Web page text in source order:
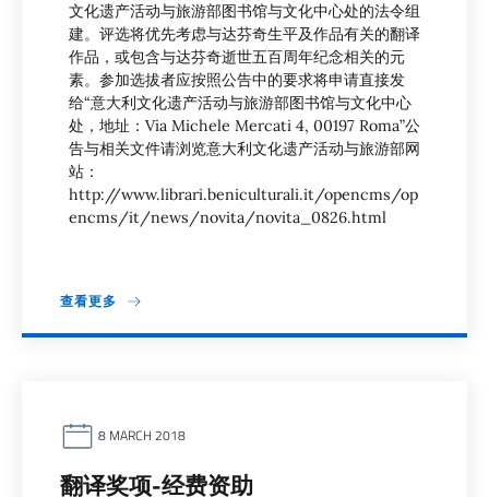
文化遗产活动与旅游部图书馆与文化中心处的法令组
建。评选将优先考虑与达芬奇生平及作品有关的翻译
作品，或包含与达芬奇逝世五百周年纪念相关的元
素。参加选拔者应按照公告中的要求将申请直接发
给“意大利文化遗产活动与旅游部图书馆与文化中心
处，地址：Via Michele Mercati 4, 00197 Roma”公
告与相关文件请浏览意大利文化遗产活动与旅游部网
站：
http://www.librari.beniculturali.it/opencms/op
encms/it/news/novita/novita_0826.html
查看更多
8 MARCH 2018
翻译奖项-经费资助